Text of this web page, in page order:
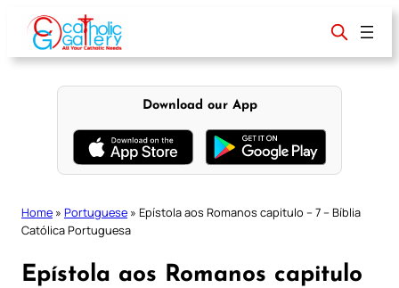
content
Download our App
Home » Portuguese » Epístola aos Romanos capitulo – 7 – Bíblia
Católica Portuguesa
Epístola aos Romanos capitulo